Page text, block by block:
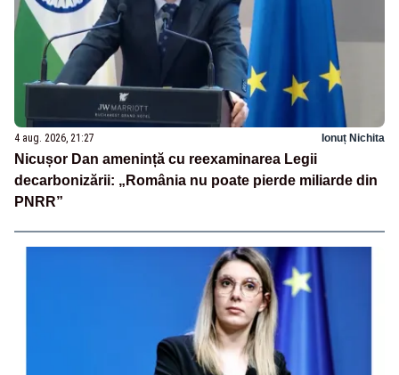
4 aug. 2026, 21:27 Ionuț Nichita
Nicușor Dan amenință cu reexaminarea Legii
decarbonizării: „România nu poate pierde miliarde din
PNRR”